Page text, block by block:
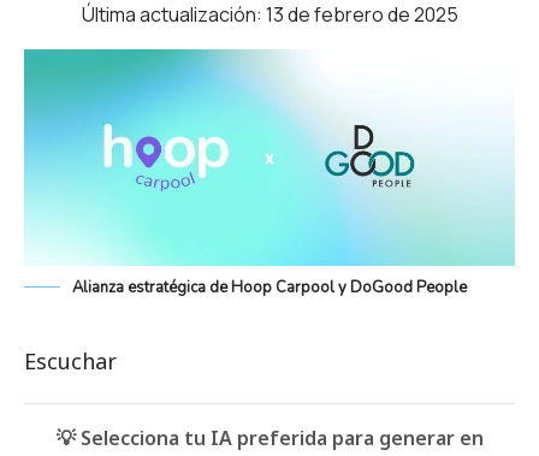
Última actualización: 13 de febrero de 2025
Alianza estratégica de Hoop Carpool y DoGood People
Escuchar
💡 Selecciona tu IA preferida para generar en